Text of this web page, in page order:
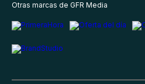
Otras marcas de GFR Media